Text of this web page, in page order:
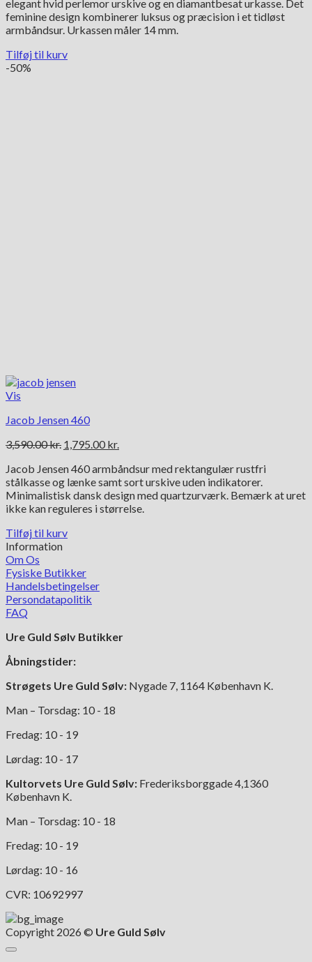
var:
11,650.00 kr..
er:
5,825.00 kr..
elegant hvid perlemor urskive og en diamantbesat urkasse. Det
feminine design kombinerer luksus og præcision i et tidløst
armbåndsur. Urkassen måler 14 mm.
Tilføj til kurv
-50%
Vis
Jacob Jensen 460
3,590.00kr. Den
pris
var:
3,590.00 kr..
1,795.00 kr.
pris
er:
1,795.00 kr..
Jacob Jensen 460 armbåndsur med rektangulær rustfri
stålkasse og lænke samt sort urskive uden indikatorer.
Minimalistisk dansk design med quartzurværk. Bemærk at uret
ikke kan reguleres i størrelse.
Tilføj til kurv
Information
Om Os
Fysiske Butikker
Handelsbetingelser
Persondatapolitik
FAQ
Ure Guld Sølv Butikker
Åbningstider:
Strøgets Ure Guld Sølv: Nygade 7, 1164 København K.
Man – Torsdag: 10 - 18
Fredag: 10 - 19
Lørdag: 10 - 17
Kultorvets Ure Guld Sølv: Frederiksborggade 4,1360
København K.
Man – Torsdag: 10 - 18
Fredag: 10 - 19
Lørdag: 10 - 16
CVR: 10692997
Copyright 2026 © Ure Guld Sølv